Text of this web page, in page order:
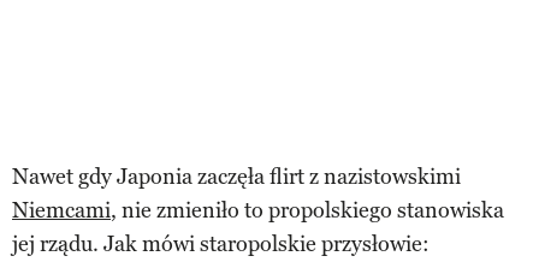
Nawet gdy Japonia zaczęła flirt z nazistowskimi
Niemcami, nie zmieniło to propolskiego stanowiska
jej rządu. Jak mówi staropolskie przysłowie: